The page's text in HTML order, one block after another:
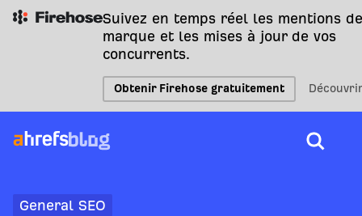
Suivez en temps réel les mentions
marque et les mises à jour de vos
concurrents.
Obtenir Firehose gratuitement
General SEO